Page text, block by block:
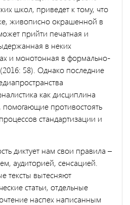
школ, приведет к тому, что
живописно окрашенной в
прийти печатная и
в неких
и монотонная в формально-
58). Однако последние
как дисциплина
противостоять
стандартизации и
диктует нам свои правила –
аудиторией, сенсацией.
тексты вытесняют
статьи, отдельные
наспех написанным